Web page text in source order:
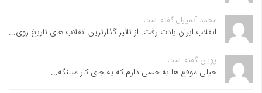
محمد آدمیرال گفته است:
انقلاب ایران یادت رفت. از تاثیر گذارترین انقلاب های تاریخ روی...
پویان گفته است:
خیلی موقع ها یه حسی دارم که یه جای کار میلنگه...